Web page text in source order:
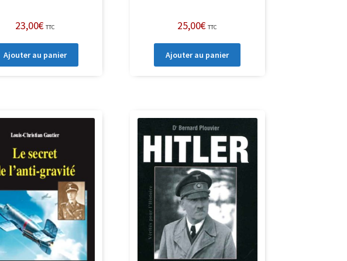
23,00€ TTC
Ajouter au panier
25,00€ TTC
Ajouter au panier